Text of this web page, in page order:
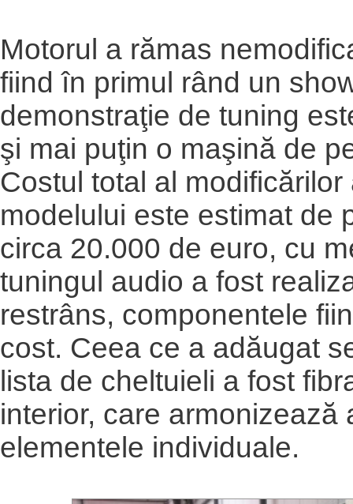
Motorul a rămas
fiind în primul rând un
demonstraţie de tuning
şi mai puţin o maşină de
Costul total al modificărilor
modelului este estimat de
circa 20.000 de euro, cu
tuningul audio a fost
restrâns, componentele
cost. Ceea ce a adăugat
lista de cheltuieli a fost
interior, care armonizează
elementele individuale.